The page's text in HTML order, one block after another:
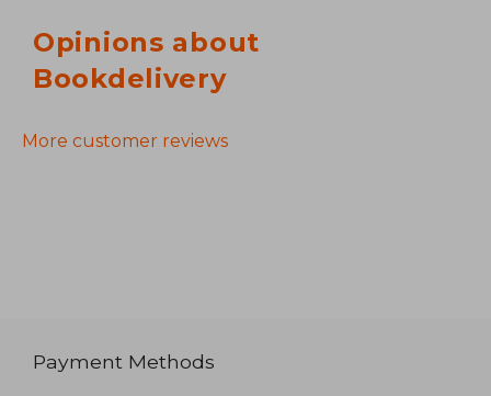
Opinions about
Bookdelivery
More customer reviews
Payment Methods